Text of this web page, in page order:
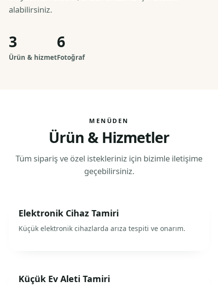
alabilirsiniz.
3
Ürün & hizmet
6
Fotoğraf
MENÜDEN
Ürün & Hizmetler
Tüm sipariş ve özel istekleriniz için bizimle iletişime
geçebilirsiniz.
Elektronik Cihaz Tamiri
Küçük elektronik cihazlarda arıza tespiti ve onarım.
Küçük Ev Aleti Tamiri